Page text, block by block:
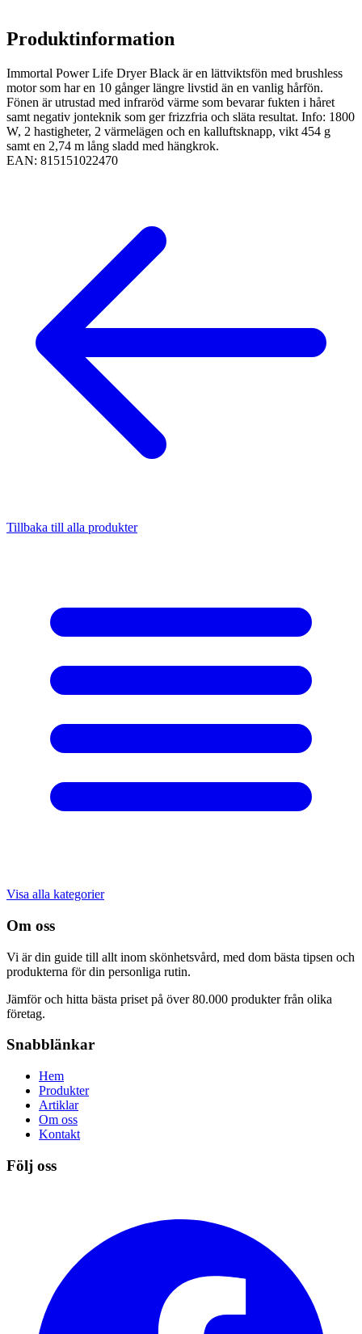
Produktinformation
Immortal Power Life Dryer Black är en lättviktsfön med brushless
motor som har en 10 gånger längre livstid än en vanlig hårfön.
Fönen är utrustad med infraröd värme som bevarar fukten i håret
samt negativ jonteknik som ger frizzfria och släta resultat. Info: 1800
W, 2 hastigheter, 2 värmelägen och en kalluftsknapp, vikt 454 g
samt en 2,74 m lång sladd med hängkrok.
EAN: 815151022470
Tillbaka till alla produkter
Visa alla kategorier
Om oss
Vi är din guide till allt inom skönhetsvård, med dom bästa tipsen och
produkterna för din personliga rutin.
Jämför och hitta bästa priset på över 80.000 produkter från olika
företag.
Snabblänkar
Hem
Produkter
Artiklar
Om oss
Kontakt
Följ oss